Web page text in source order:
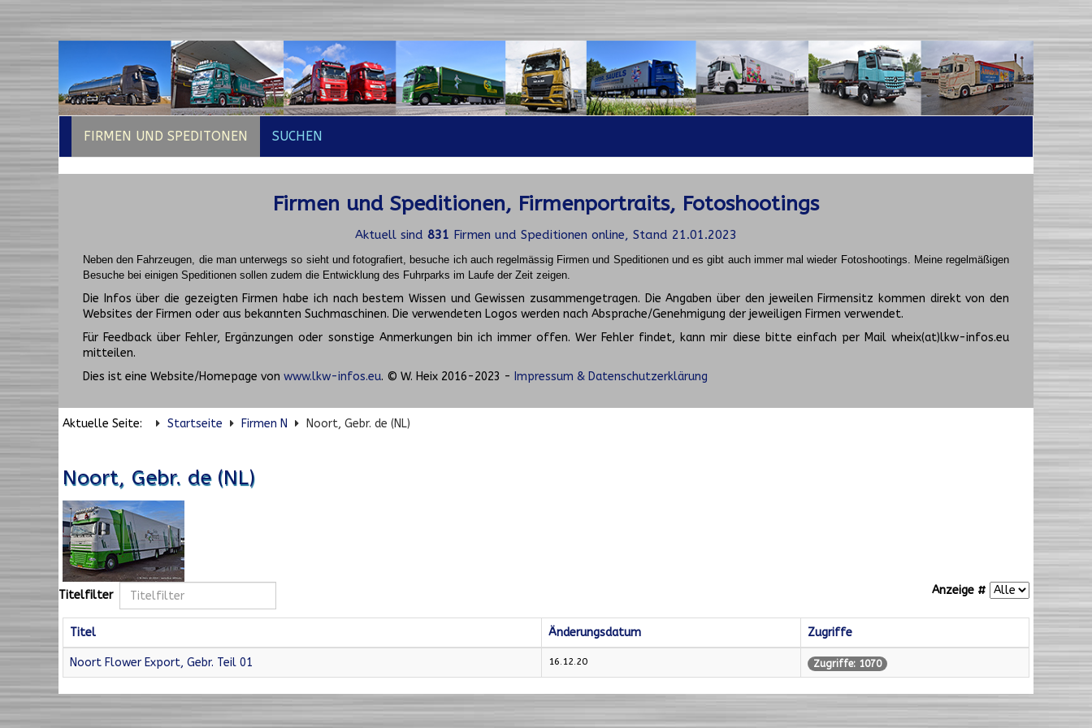
FIRMEN UND SPEDITONEN SUCHEN
Firmen und Speditionen, Firmenportraits, Fotoshootings
Aktuell sind 831 Firmen und Speditionen online, Stand 21.01.2023
Neben den Fahrzeugen, die man unterwegs so sieht und fotografiert, besuche ich auch regelmässig Firmen und Speditionen und es gibt auch immer mal wieder Fotoshootings. Meine regelmäßigen
Besuche bei einigen Speditionen sollen zudem die Entwicklung des Fuhrparks im Laufe der Zeit zeigen.
Die Infos über die gezeigten Firmen habe ich nach bestem Wissen und Gewissen zusammengetragen. Die Angaben über den jeweilen Firmensitz kommen direkt von den
Websites der Firmen oder aus bekannten Suchmaschinen. Die verwendeten Logos werden nach Absprache/Genehmigung der jeweiligen Firmen verwendet.
Für Feedback über Fehler, Ergänzungen oder sonstige Anmerkungen bin ich immer offen. Wer Fehler findet, kann mir diese bitte einfach per Mail wheix(at)lkw-infos.eu
mitteilen.
Dies ist eine Website/Homepage von www.lkw-infos.eu. © W. Heix 2016-2023 - Impressum & Datenschutzerklärung
Aktuelle Seite: Startseite Firmen N Noort, Gebr. de (NL)
Noort, Gebr. de (NL)
Titelfilter Anzeige #
Titel Änderungsdatum Zugriffe
Noort Flower Export, Gebr. Teil 01 16.12.20 Zugriffe: 1070